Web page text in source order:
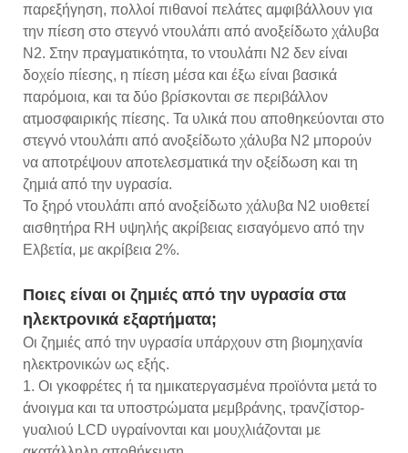
παρεξήγηση, πολλοί πιθανοί πελάτες αμφιβάλλουν για
την πίεση στο στεγνό ντουλάπι από ανοξείδωτο χάλυβα
N2. Στην πραγματικότητα, το ντουλάπι N2 δεν είναι
δοχείο πίεσης, η πίεση μέσα και έξω είναι βασικά
παρόμοια, και τα δύο βρίσκονται σε περιβάλλον
ατμοσφαιρικής πίεσης. Τα υλικά που αποθηκεύονται στο
στεγνό ντουλάπι από ανοξείδωτο χάλυβα N2 μπορούν
να αποτρέψουν αποτελεσματικά την οξείδωση και τη
ζημιά από την υγρασία.
Το ξηρό ντουλάπι από ανοξείδωτο χάλυβα N2 υιοθετεί
αισθητήρα RH υψηλής ακρίβειας εισαγόμενο από την
Ελβετία, με ακρίβεια 2%.
Ποιες είναι οι ζημιές από την υγρασία στα
ηλεκτρονικά εξαρτήματα;
Οι ζημιές από την υγρασία υπάρχουν στη βιομηχανία
ηλεκτρονικών ως εξής.
1. Οι γκοφρέτες ή τα ημικατεργασμένα προϊόντα μετά το
άνοιγμα και τα υποστρώματα μεμβράνης, τρανζίστορ-
γυαλιού LCD υγραίνονται και μουχλιάζονται με